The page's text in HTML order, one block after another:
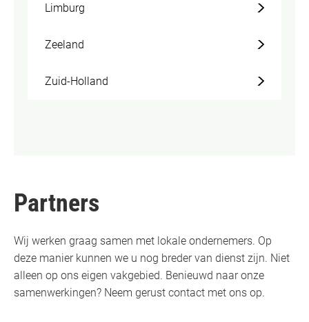
Limburg
Zeeland
Zuid-Holland
Partners
Wij werken graag samen met lokale ondernemers. Op
deze manier kunnen we u nog breder van dienst zijn. Niet
alleen op ons eigen vakgebied. Benieuwd naar onze
samenwerkingen? Neem gerust contact met ons op.